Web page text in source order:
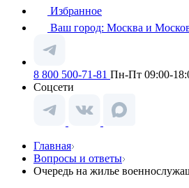
Избранное
Ваш город: Москва и
8 800 500-71-81 Пн-Пт 09:00-
Соцсети
Главная
Вопросы и ответы
Очередь на жилье